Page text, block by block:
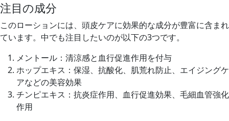
注目の成分
このローションには、頭皮ケアに効果的な成分が豊富に含まれ
ています。中でも注目したいのが以下の3つです。
メントール：清涼感と血行促進作用を付与
ホップエキス：保湿、抗酸化、肌荒れ防止、エイジングケ
アなどの美容効果
チンピエキス：抗炎症作用、血行促進効果、毛細血管強化
作用